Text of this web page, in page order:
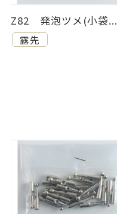
Z82 発泡ツメ(小袋...
露先